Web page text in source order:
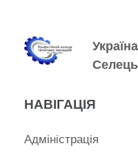
НАВІГАЦІЯ
Адміністрація